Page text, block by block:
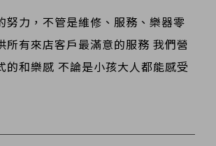
努力，不管是維修、服務、樂器零
所有來店客戶最滿意的服務 我們營
的和樂感 不論是小孩大人都能感受